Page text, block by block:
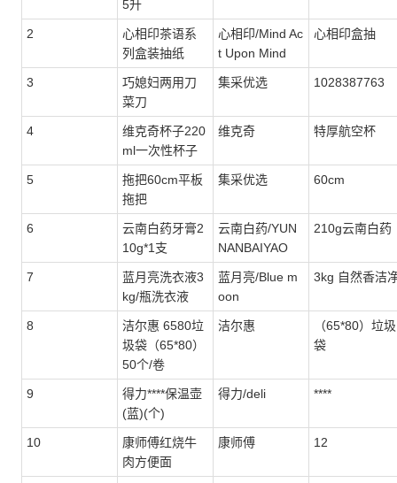
5升
2
心相印茶语系
列盒装抽纸
心相印/Mind Ac
t Upon Mind
心相印盒抽
3
巧媳妇两用刀
菜刀
集采优选 1028387763
4
维克奇杯子220
ml一次性杯子
维克奇 特厚航空杯
5
拖把60cm平板
拖把
集采优选 60cm
6
云南白药牙膏2
10g*1支
云南白药/YUN
NANBAIYAO
210g云南白药
7
蓝月亮洗衣液3
kg/瓶洗衣液
蓝月亮/Blue m
oon
3kg 自然香洁
8
洁尔惠 6580垃
圾袋（65*80）
50个/卷
洁尔惠
（65*80）垃圾
袋
9
得力****保温壶
(蓝)(个)
得力/deli ****
10
康师傅红烧牛
肉方便面
康师傅 12